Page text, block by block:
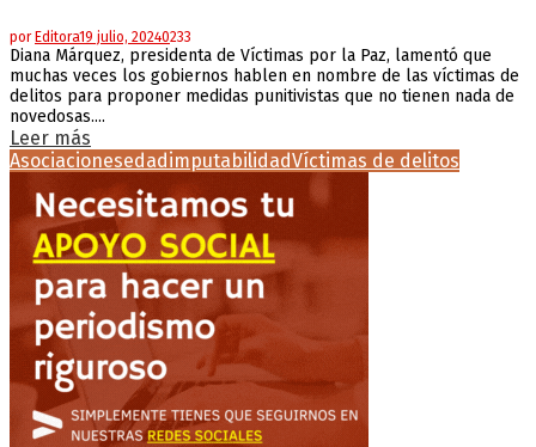
porEditora19 julio, 20240233
Diana Márquez, presidenta de Víctimas por la Paz, lamentó que
muchas veces los gobiernos hablen en nombre de las víctimas de
delitos para proponer medidas punitivistas que no tienen nada de
novedosas....
Leer más
AsociacionesedadimputabilidadVíctimas de delitos